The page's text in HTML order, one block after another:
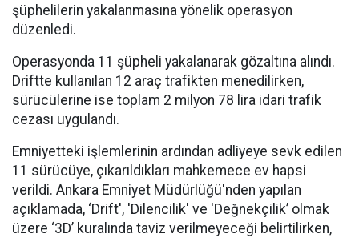
şüphelilerin yakalanmasına yönelik operasyon
düzenledi.
Operasyonda 11 şüpheli yakalanarak gözaltına alındı.
Driftte kullanılan 12 araç trafikten menedilirken,
sürücülerine ise toplam 2 milyon 78 lira idari trafik
cezası uygulandı.
Emniyetteki işlemlerinin ardından adliyeye sevk edilen
11 sürücüye, çıkarıldıkları mahkemece ev hapsi
verildi. Ankara Emniyet Müdürlüğü'nden yapılan
açıklamada, ‘Drift', 'Dilencilik' ve 'Değnekçilik’ olmak
üzere ‘3D’ kuralında taviz verilmeyeceği belirtilirken,